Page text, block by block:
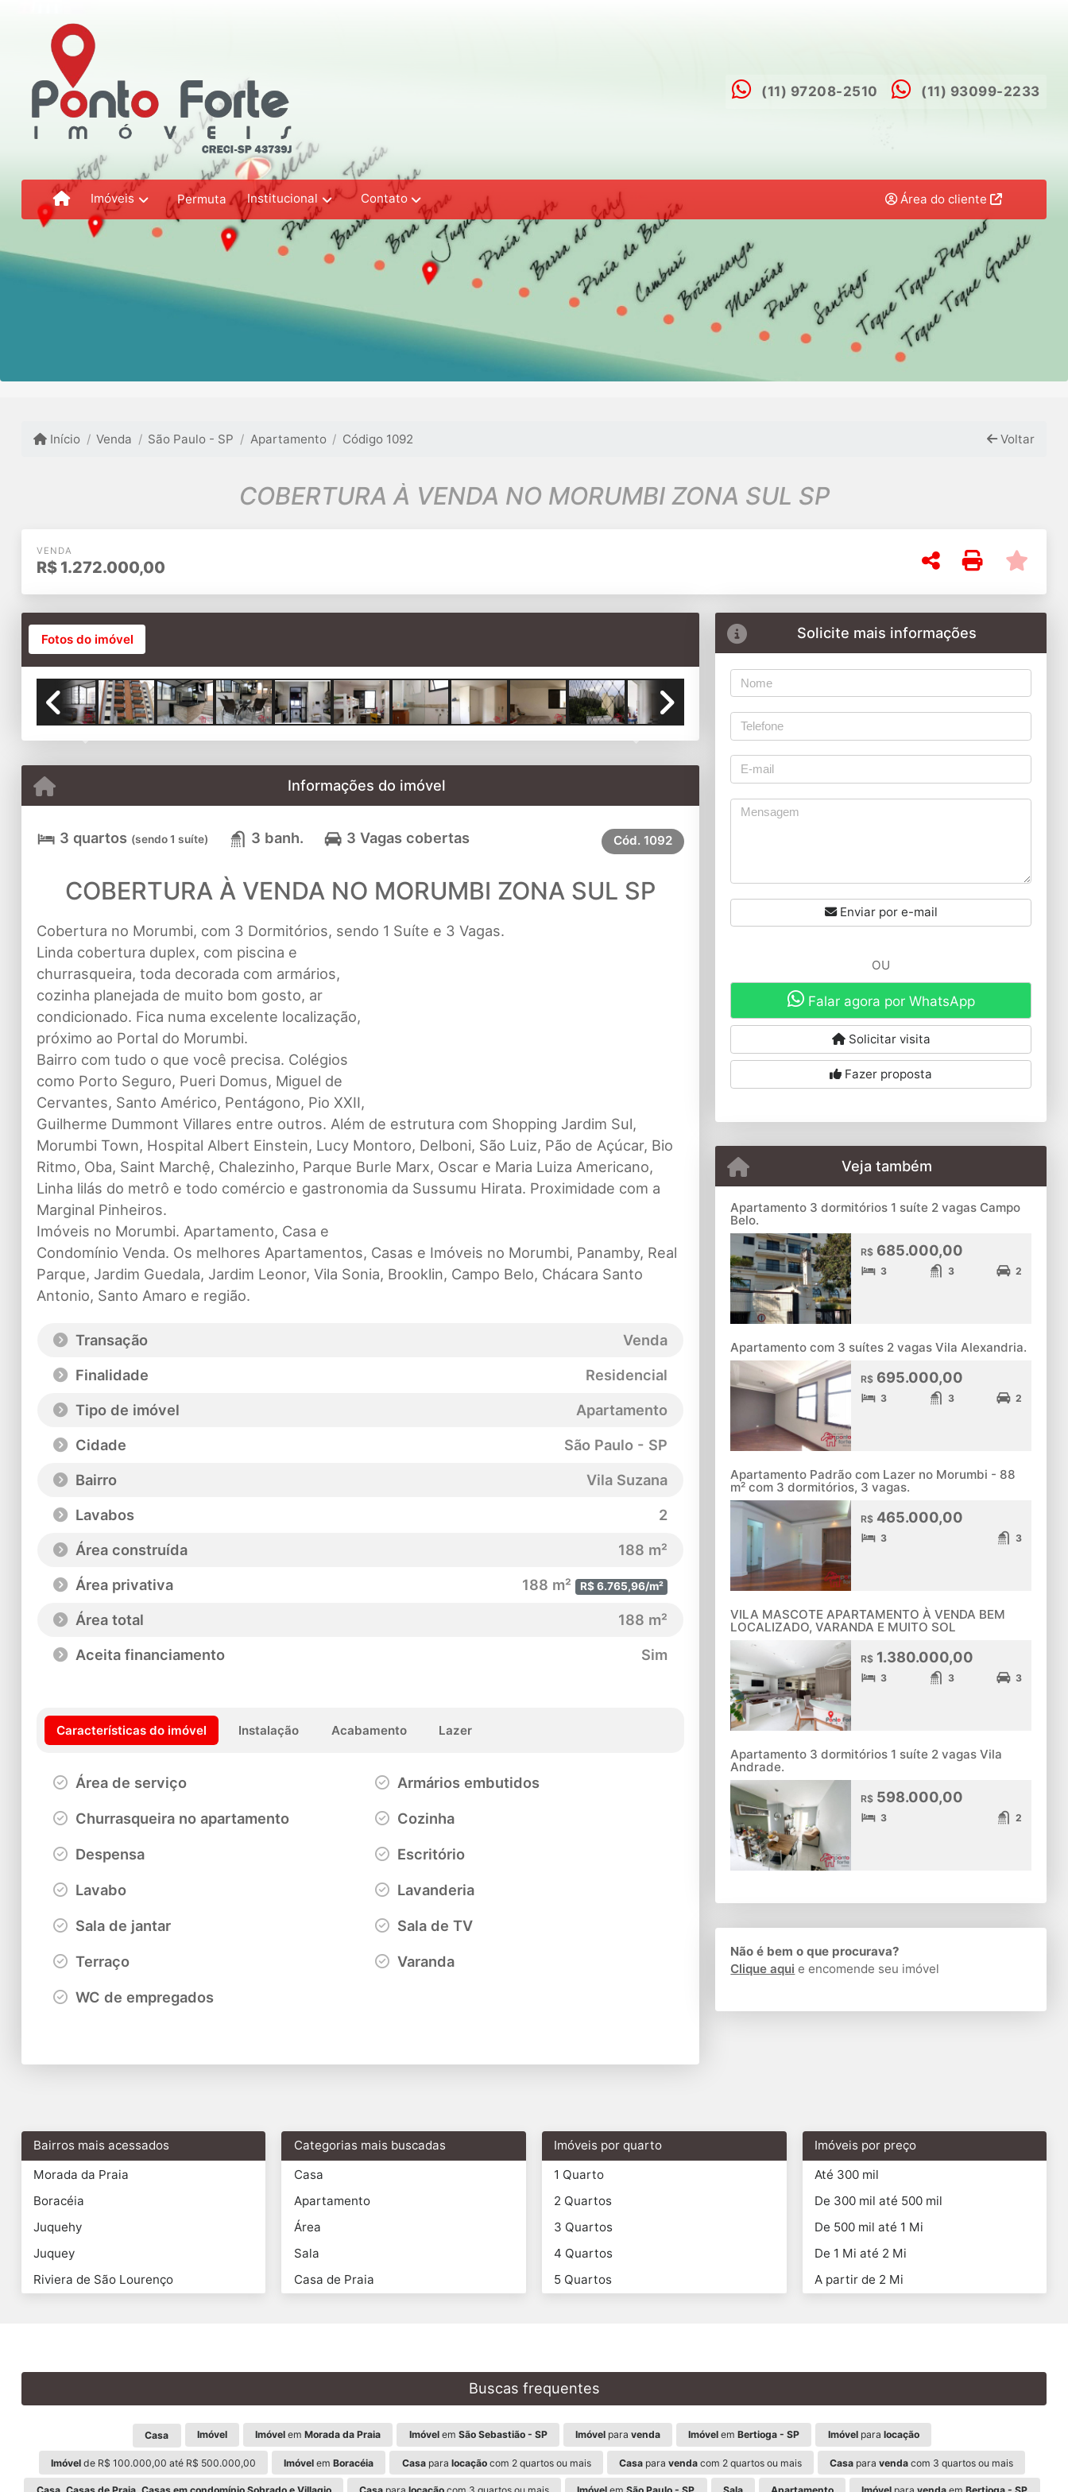
(11) 97208-2510 (11) 93099-2233
Imóveis Permuta Institucional Contato Área do cliente
Início Venda São Paulo - SP Apartamento Código 1092 Voltar
COBERTURA À VENDA NO MORUMBI ZONA SUL SP
VENDA
R$1.272.000,00
Fotos do imóvel
Previous Next
Informações do imóvel
3 quartos (sendo 1 suíte) 3 banh. 3 Vagas cobertas Cód. 1092
COBERTURA À VENDA NO MORUMBI ZONA SUL SP
Cobertura no Morumbi, com 3 Dormitórios, sendo 1 Suíte e 3 Vagas.
Linda cobertura duplex, com piscina e
churrasqueira, toda decorada com armários,
cozinha planejada de muito bom gosto, ar
condicionado. Fica numa excelente localização,
próximo ao Portal do Morumbi.
Bairro com tudo o que você precisa. Colégios
como Porto Seguro, Pueri Domus, Miguel de
Cervantes, Santo Américo, Pentágono, Pio XXII,
Guilherme Dummont Villares entre outros. Além de estrutura com Shopping Jardim Sul,
Morumbi Town, Hospital Albert Einstein, Lucy Montoro, Delboni, São Luiz, Pão de Açúcar, Bio
Ritmo, Oba, Saint Marchệ, Chalezinho, Parque Burle Marx, Oscar e Maria Luiza Americano,
Linha lilás do metrô e todo comércio e gastronomia da Sussumu Hirata. Proximidade com a
Marginal Pinheiros.
Imóveis no Morumbi. Apartamento, Casa e
Condomínio Venda. Os melhores Apartamentos, Casas e Imóveis no Morumbi, Panamby, Real
Parque, Jardim Guedala, Jardim Leonor, Vila Sonia, Brooklin, Campo Belo, Chácara Santo
Antonio, Santo Amaro e região.
Transação
Venda
Finalidade
Residencial
Tipo de imóvel
Apartamento
Cidade
São Paulo - SP
Bairro
Vila Suzana
Lavabos
2
Área construída
188 m²
Área privativa
188 m² R$ 6.765,96/m²
Área total
188 m²
Aceita financiamento
Sim
Características do imóvel Instalação Acabamento Lazer
Área de serviço Armários embutidos
Churrasqueira no apartamento Cozinha
Despensa Escritório
Lavabo Lavanderia
Sala de jantar Sala de TV
Terraço Varanda
WC de empregados
Solicite mais informações
Enviar por e-mail
OU
Falar agora por WhatsApp
Solicitar visita
Fazer proposta
Veja também
Apartamento 3 dormitórios 1 suíte 2 vagas Campo
Belo.
R$ 685.000,00
3 3 2
Apartamento com 3 suítes 2 vagas Vila Alexandria.
R$ 695.000,00
3 3 2
Apartamento Padrão com Lazer no Morumbi - 88
m² com 3 dormitórios, 3 vagas.
R$ 465.000,00
3 3
VILA MASCOTE APARTAMENTO À VENDA BEM
LOCALIZADO, VARANDA E MUITO SOL
R$ 1.380.000,00
3 3 3
Apartamento 3 dormitórios 1 suíte 2 vagas Vila
Andrade.
R$ 598.000,00
3 2
Não é bem o que procurava?
Clique aqui e encomende seu imóvel
Bairros mais acessados
Morada da Praia
Boracéia
Juquehy
Juquey
Riviera de São Lourenço
Categorias mais buscadas
Casa
Apartamento
Área
Sala
Casa de Praia
Imóveis por quarto
1 Quarto
2 Quartos
3 Quartos
4 Quartos
5 Quartos
Imóveis por preço
Até 300 mil
De 300 mil até 500 mil
De 500 mil até 1 Mi
De 1 Mi até 2 Mi
A partir de 2 Mi
Buscas frequentes
Casa Imóvel Imóvel emMorada da Praia Imóvelem São Sebastião - SP Imóvelpara venda Imóvel emBertioga - SP Imóvelpara locação
Imóvelde R$ 100.000,00 até R$ 500.000,00 Imóvel emBoracéia Casapara locaçãocom 2 quartos ou mais Casapara vendacom 2 quartos ou mais Casa paravenda com 3 quartos ou mais